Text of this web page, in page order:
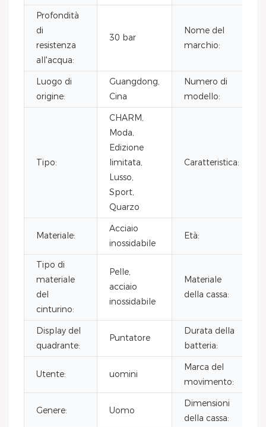
Profondità
di
resistenza
all'acqua:
30 bar
Nome del
marchio:
Luogo di
origine:
Guangdong,
Cina
Numero di
modello:
Tipo:
CHARM,
Moda,
Edizione
limitata,
Lusso,
Sport,
Quarzo
Caratteristica:
Materiale:
Acciaio
inossidabile
Età:
Tipo di
materiale
del
cinturino:
Pelle,
acciaio
inossidabile
Materiale
della cassa:
Display del
quadrante:
Puntatore
Durata della
batteria:
Utente: uomini
Marca del
movimento:
Genere: Uomo
Dimensioni
della cassa: